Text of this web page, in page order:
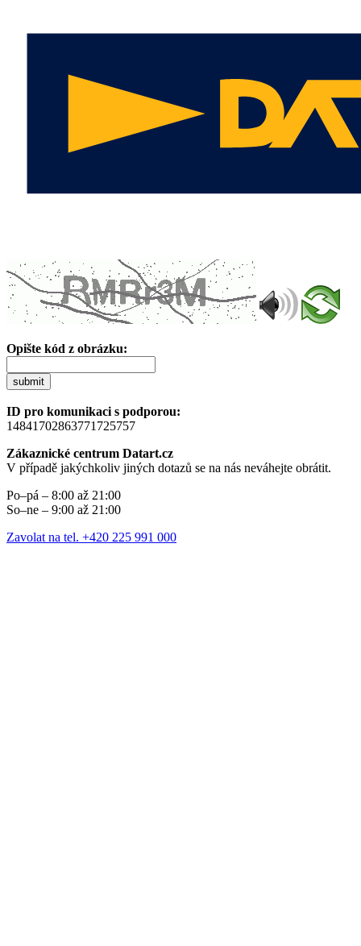
Opište kód z obrázku:
submit
ID pro komunikaci s podporou:
14841702863771725757
Zákaznické centrum Datart.cz
V případě jakýchkoliv jiných dotazů se na nás neváhejte obrátit.
Po–pá – 8:00 až 21:00
So–ne – 9:00 až 21:00
Zavolat na tel. +420 225 991 000